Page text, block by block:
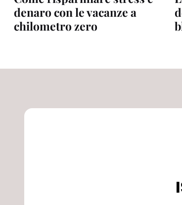
denaro con le vacanze a
chilometro zero